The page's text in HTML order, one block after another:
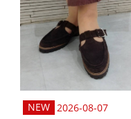
2026-08-07